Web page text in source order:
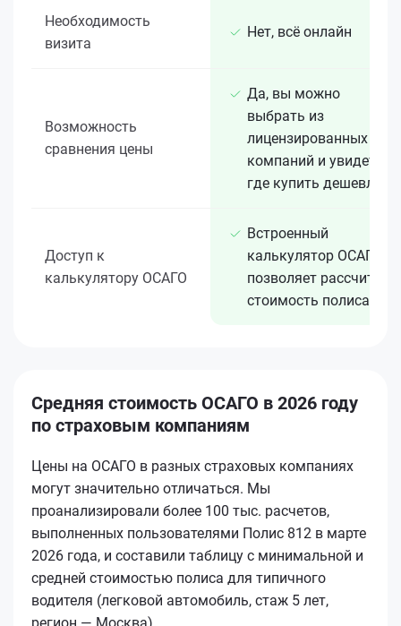
Необходимость
визита
Нет, всё онлайн
Возможность
сравнения цены
Да, вы можно
выбрать из
лицензированных 15+
компаний и увидеть,
где купить дешевле
Доступ к
калькулятору ОСАГО
Встроенный
калькулятор ОСАГО
позволяет рассчитать
стоимость полиса
Средняя стоимость ОСАГО в 2026 году
по страховым компаниям
Цены на ОСАГО в разных страховых компаниях
могут значительно отличаться. Мы
проанализировали более 100 тыс. расчетов,
выполненных пользователями Полис 812 в марте
2026 года, и составили таблицу с минимальной и
средней стоимостью полиса для типичного
водителя (легковой автомобиль, стаж 5 лет,